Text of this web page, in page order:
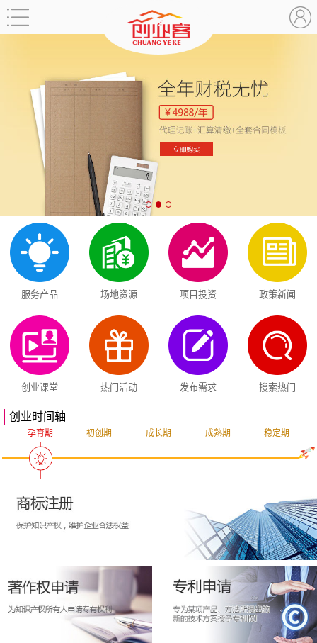
服务产品 场地资源 项目投资 政策新闻
创业课堂 热门活动 发布需求 搜索热门
创业时间轴
孕育期 初创期 成长期 成熟期 稳定期